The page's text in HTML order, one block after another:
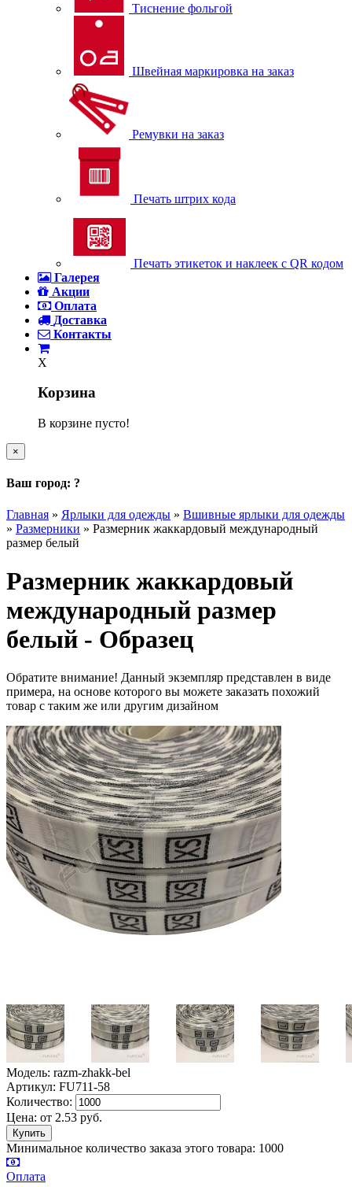
Тиснение фольгой
Швейная маркировка на заказ
Ремувки на заказ
Печать штрих кода
Печать этикеток и наклеек с QR кодом
Галерея
Акции
Оплата
Доставка
Контакты
X
Корзина
В корзине пусто!
×
Ваш город: ?
Главная » Ярлыки для одежды » Вшивные ярлыки для одежды
» Размерники » Размерник жаккардовый международный
размер белый
Размерник жаккардовый
международный размер
белый - Образец
Обратите внимание! Данный экземпляр представлен в виде
примера, на основе которого вы можете заказать похожий
товар с таким же или другим дизайном
Модель: razm-zhakk-bel
Артикул: FU711-58
Количество:
Цена: от 2.53 руб.
Минимальное количество заказа этого товара: 1000
Оплата